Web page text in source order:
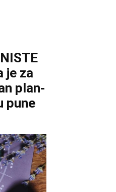
je za
plan-
pune